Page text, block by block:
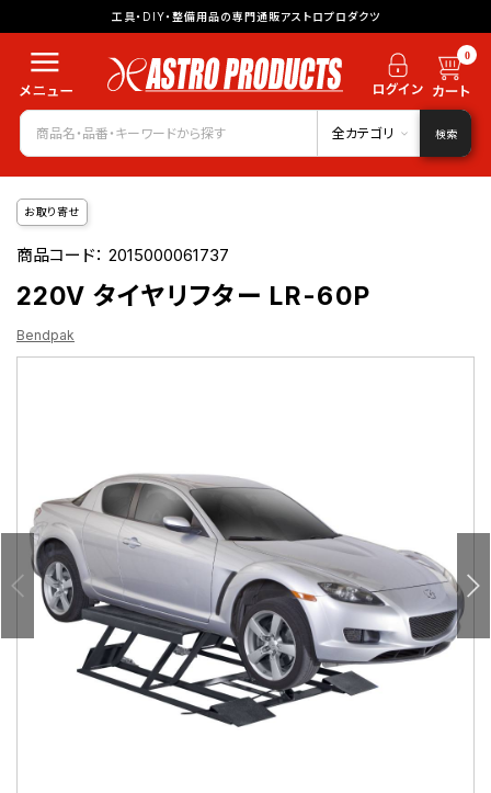
工具・DIY・整備用品の専門通販アストロプロダクツ
0
全カテゴリ 検索
お取り寄せ
商品コード：2015000061737
220V タイヤリフター LR-60P
Bendpak